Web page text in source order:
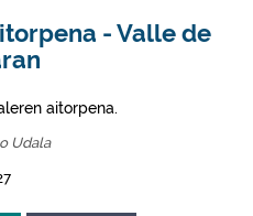
- Valle de
aitorpena.
Udala